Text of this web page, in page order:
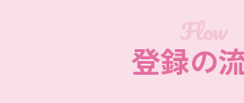
Flow
登録の